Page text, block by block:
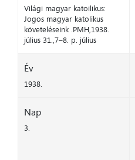
Világi magyar katoilikus:
Jogos magyar katolikus
követeléseink .PMH,1938.
július 31.,7–8. p. július
Év
1938.
Nap
3.